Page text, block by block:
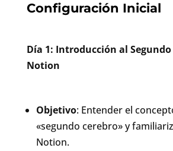
Configuración Inicial
Día 1: Introducción al Segundo
Notion
Objetivo: Entender el
«segundo cerebro» y
Notion.